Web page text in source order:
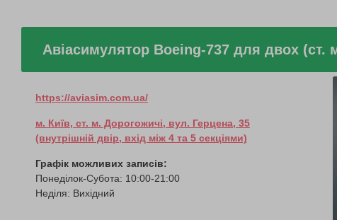
Авіасимулятор Boeing-737 для двох (ст.
https://aviasim.com.ua/
м. Київ, ст. м. Дорогожичі, вул. Герцена, 35
(внутрішній двір, вхід між 4 та 5 секціями)
Графік можливих записів:
Понеділок-Субота: 10:00-21:00
Неділя: Вихідний